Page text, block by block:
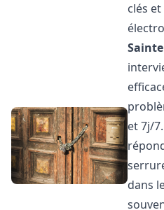
clés
et 7j/
dans